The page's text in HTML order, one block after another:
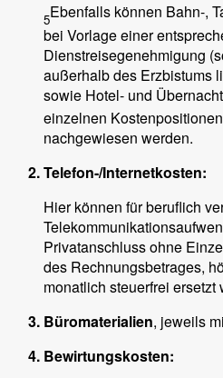
5Ebenfalls können Bahn-,
bei Vorlage einer
Dienstreisegenehmigung
außerhalb des Erzbistums
sowie Hotel- und
einzelnen
nachgewiesen werden.
Telefon-/Internetkosten:
Hier können für beruflich
Privatanschluss ohne
des Rechnungsbetrages,
monatlich steuerfrei ersetzt
Büromaterialien, jeweils
Bewirtungskosten: